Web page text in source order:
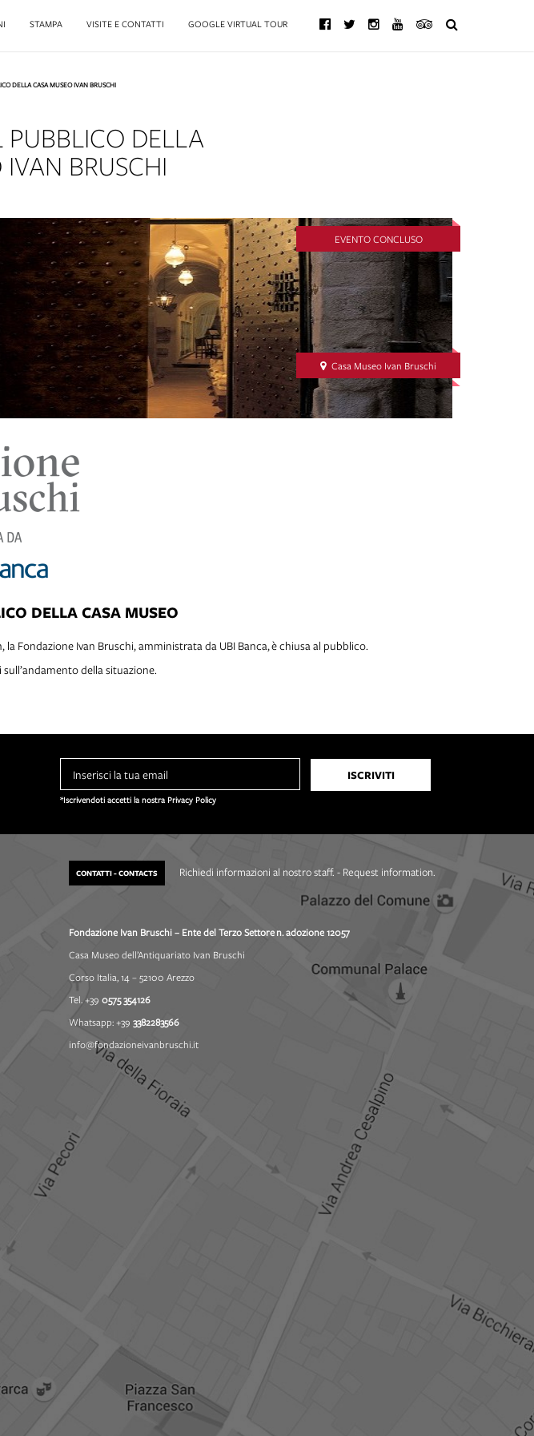
STAMPA VISITE E CONTATTI GOOGLE VIRTUAL TOUR
DELLA CASA MUSEO IVAN BRUSCHI
PUBBLICO DELLA
BRUSCHI
EVENTO CONCLUSO
Casa Museo Ivan Bruschi
DELLA CASA MUSEO
Fondazione Ivan Bruschi, amministrata da UBI Banca, è chiusa al pubblico.
della situazione.
*Iscrivendoti accetti la nostra Privacy Policy
CONTATTI - CONTACTS Richiedi informazioni al nostro staff. - Request information.
Fondazione Ivan Bruschi – Ente del Terzo Settoren. adozione 12057
Casa Museo dell’Antiquariato Ivan Bruschi
Corso Italia, 14 – 52100 Arezzo
Tel. +390575 354126
Whatsapp: +39 3382283566
info@fondazioneivanbruschi.it